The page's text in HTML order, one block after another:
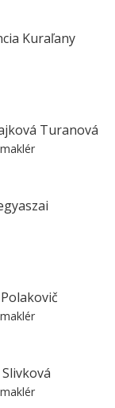
Kuraľany
Turanová